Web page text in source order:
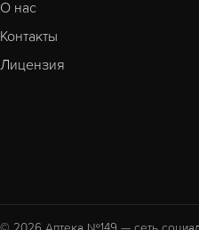
О нас
Контакты
Лицензия